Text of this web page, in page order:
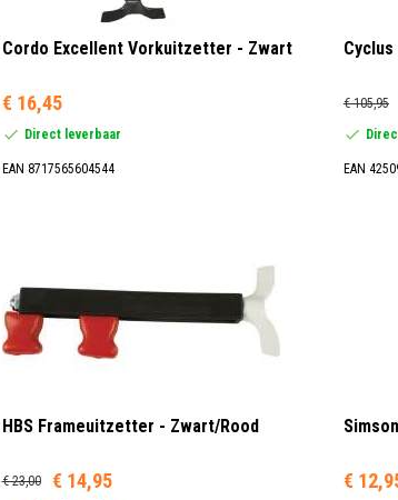
Cordo Excellent Vorkuitzetter - Zwart
€ 16,45
Direct leverbaar
EAN 8717565604544
€ 105,95
EAN
HBS Frameuitzetter - Zwart/Rood
€ 23,00 € 14,95 €